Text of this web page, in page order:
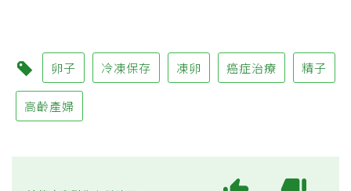
卵子 冷凍保存 凍卵 癌症治療 精子
高齡產婦